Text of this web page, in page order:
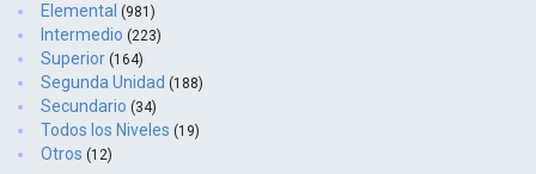
Elemental (981)
Intermedio (223)
Superior (164)
Segunda Unidad (188)
Secundario (34)
Todos los Niveles (19)
Otros (12)